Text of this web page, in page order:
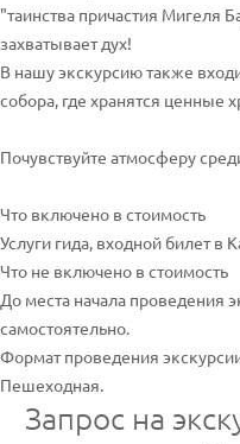
"таинства причастия Мигеля
захватывает дух!
В нашу экскурсию также
собора, где хранятся ценные
Почувствуйте атмосферу
Что включено в стоимость
Услуги гида, входной билет в
Что не включено в стоимость
До места начала проведения
самостоятельно.
Формат проведения
Пешеходная.
Запрос на